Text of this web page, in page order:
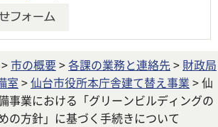
>市の概要>各課の業務と連絡先> 財政局
室 >仙台市役所本庁舎建て替え事業 > 仙
事業における「グリーンビルディングの
の方針」に基づく手続きについて